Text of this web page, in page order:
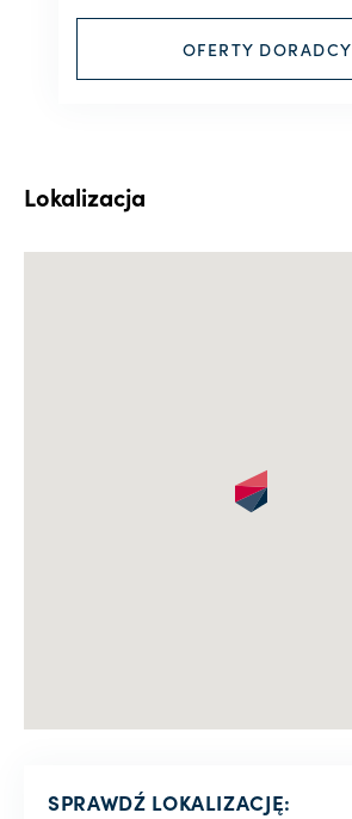
OFERTY DORADCY
Lokalizacja
SPRAWDŹ LOKALIZACJĘ: